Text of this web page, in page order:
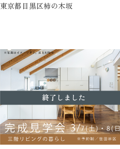
東京都目黒区柿の木坂
終了しました